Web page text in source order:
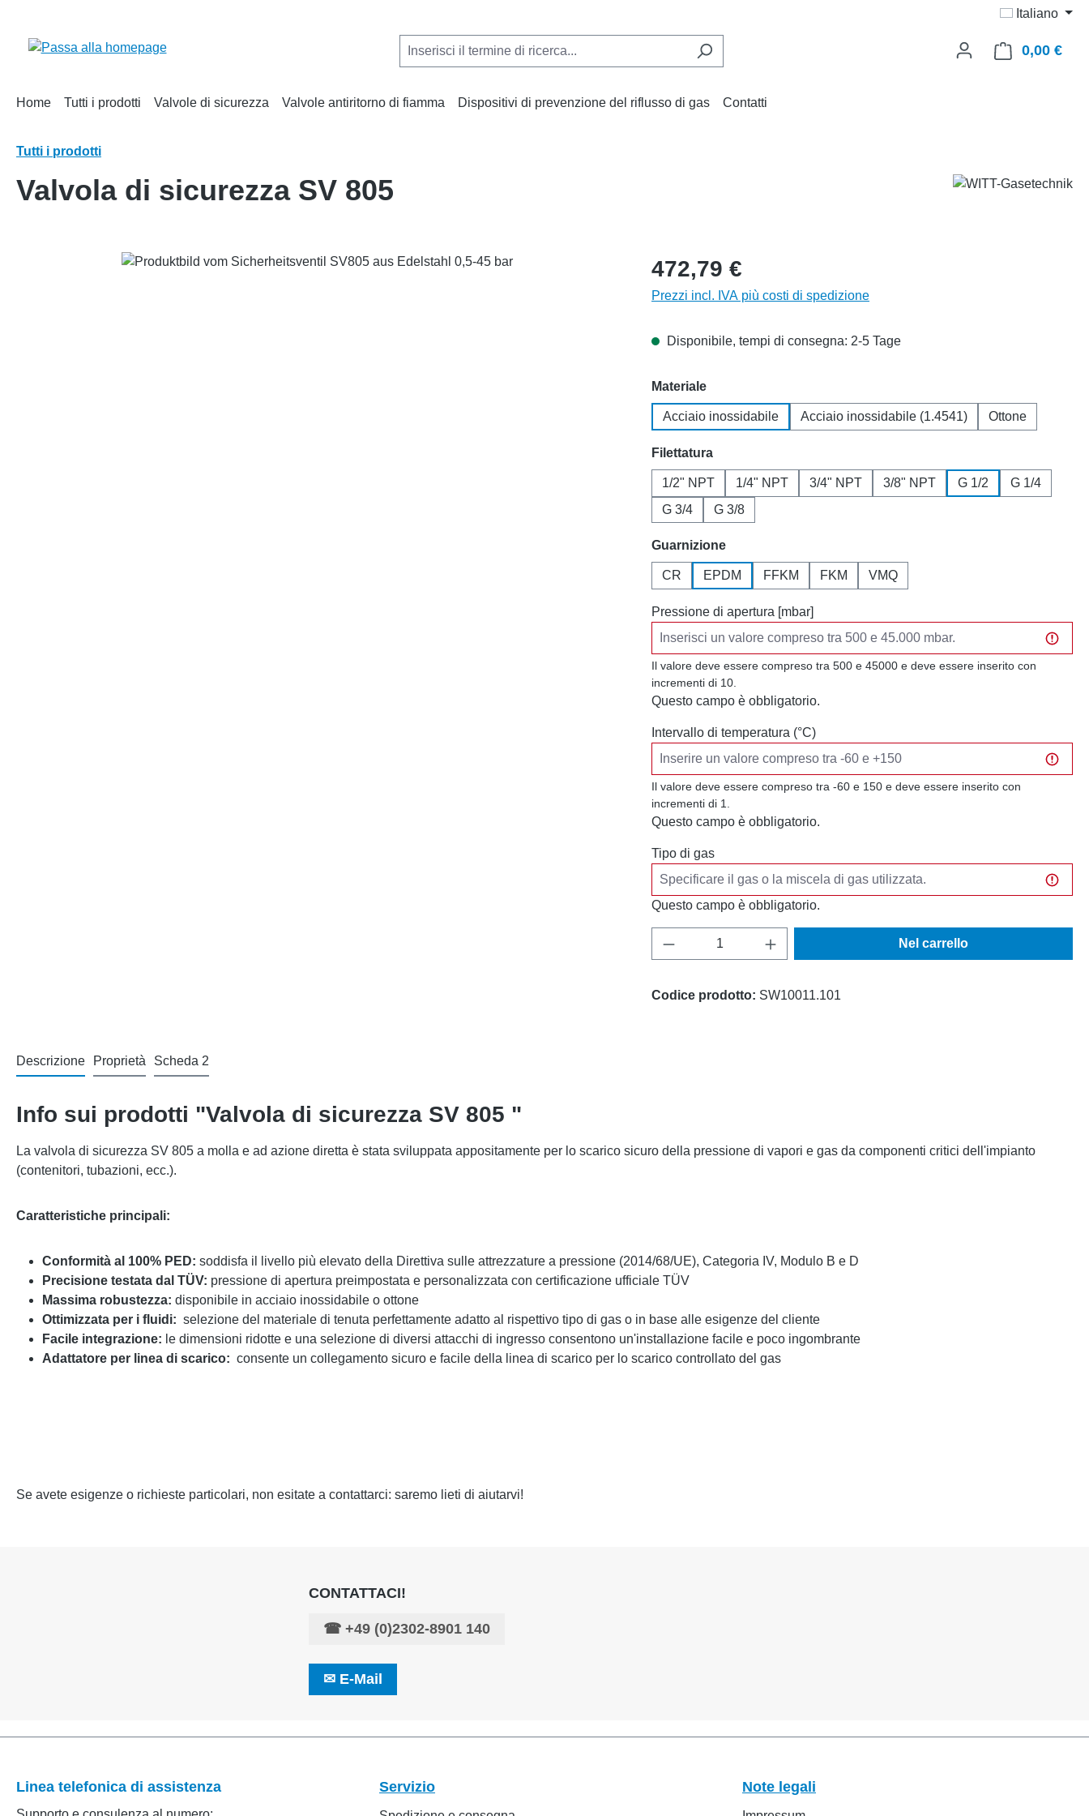
Italiano
0,00 €Il
Home Tutti i prodotti Valvole di sicurezza Valvole antiritorno di fiamma Dispositivi di prevenzione del riflusso di gas Contatti
Tutti i prodotti
Valvola di sicurezza SV 805
Salta la galleria di immagini 472,79 €
Prezzi incl. IVA più costi di spedizione
Disponibile, tempi di consegna: 2-5 Tage
Seleziona
Materiale
Acciaio inossidabile Acciaio inossidabile (1.4541) Ottone
Seleziona
Filettatura
1/2" NPT 1/4" NPT 3/4" NPT 3/8" NPT G 1/2
G 1/4
G 3/4
G 3/8
Seleziona
Guarnizione
CR EPDM FFKM FKM VMQ
Pressione di apertura [mbar]
Il valore deve essere compreso tra 500 e 45000 e deve essere inserito con
incrementi di 10.
Questo campo è obbligatorio.
Intervallo di temperatura (°C)
Il valore deve essere compreso tra -60 e 150 e deve essere inserito con
incrementi di 1.
Questo campo è obbligatorio.
Tipo di gas
Questo campo è obbligatorio.
Quantità del prodotto: inserisci la quantità
Nel carrello
Codice prodotto: SW10011.101
Descrizione Proprietà Scheda 2
Info sui prodotti "Valvola di sicurezza SV 805 "
La valvola di sicurezza SV 805 a molla e ad azione diretta è stata sviluppata appositamente per lo scarico sicuro della pressione di vapori e gas da componenti critici dell'impianto
(contenitori, tubazioni, ecc.).
Caratteristiche principali:
Conformità al 100% PED: soddisfa il livello più elevato della Direttiva sulle attrezzature a pressione (2014/68/UE), Categoria IV, Modulo B e D
Precisione testata dal TÜV: pressione di apertura preimpostata e personalizzata con certificazione ufficiale TÜV
Massima robustezza: disponibile in acciaio inossidabile o ottone
Ottimizzata per i fluidi: selezione del materiale di tenuta perfettamente adatto al rispettivo tipo di gas o in base alle esigenze del cliente
Facile integrazione: le dimensioni ridotte e una selezione di diversi attacchi di ingresso consentono un'installazione facile e poco ingombrante
Adattatore per linea di scarico: consente un collegamento sicuro e facile della linea di scarico per lo scarico controllato del gas
Se avete esigenze o richieste particolari, non esitate a contattarci: saremo lieti di aiutarvi!
CONTATTACI!
☎ +49 (0)2302-8901 140
✉ E-Mail
Linea telefonica di assistenza Servizio Note legali